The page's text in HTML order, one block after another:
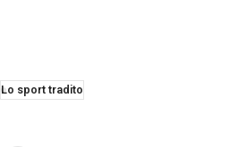
Lo sport tradito